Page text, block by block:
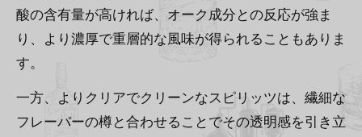
酸の含有量が高ければ、オーク成分との反応が強ま
り、より濃厚で重層的な風味が得られることもありま
す。
一方、よりクリアでクリーンなスピリッツは、繊細な
フレーバーの樽と合わせることでその透明感を引き立